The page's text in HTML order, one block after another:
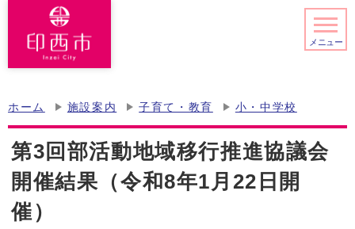
メニュー
ホーム 施設案内 子育て・教育 小・中学校
第3回部活動地域移行推進協議会
開催結果（令和8年1月22日開
催）